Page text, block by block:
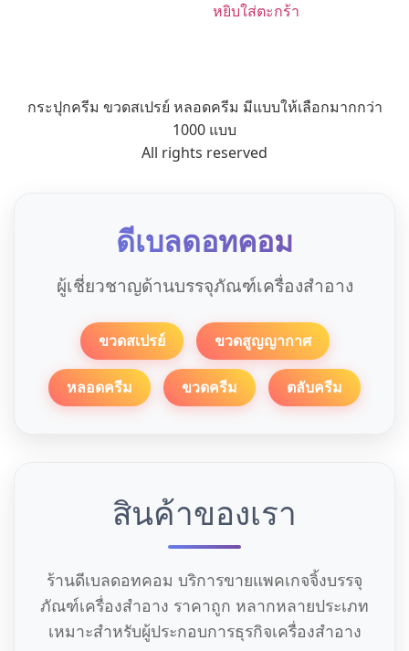
หยิบใส่ตะกร้า
กระปุกครีม ขวดสเปรย์ หลอดครีม มีแบบให้เลือกมากกว่า
1000 แบบ
All rights reserved
ดีเบลดอทคอม
ผู้เชี่ยวชาญด้านบรรจุภัณฑ์เครื่องสำอาง
ขวดสเปรย์ ขวดสูญญากาศ
หลอดครีม ขวดครีม ตลับครีม
สินค้าของเรา
ร้านดีเบลดอทคอม บริการขายแพคเกจจิ้งบรรจุ
ภัณฑ์เครื่องสำอาง ราคาถูก หลากหลายประเภท
เหมาะสำหรับผู้ประกอบการธุรกิจเครื่องสำอาง